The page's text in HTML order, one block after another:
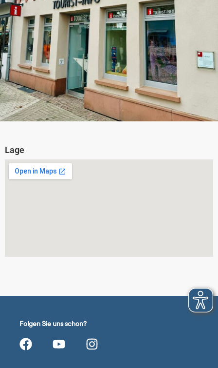
Lage
Folgen Sie uns schon?